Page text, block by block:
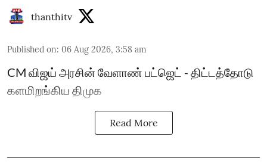
thanthitv
Published on: 06 Aug 2026, 3:58 am
CM விஜய் அரசின் வேளாண் பட்ஜெட் - திட்டத்தோடு
களமிறங்கிய திமுக
Read More